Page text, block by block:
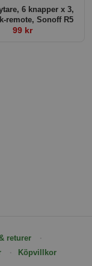
6 knapper x 3,
remote, Sonoff R5
99 kr
returer
Köpvillkor